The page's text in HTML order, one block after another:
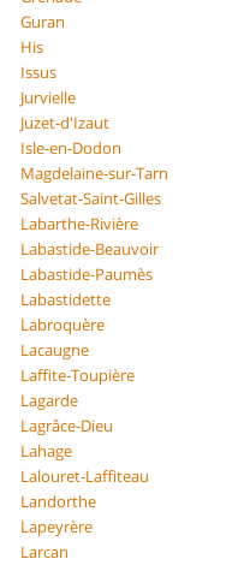
Guran
His
Issus
Jurvielle
Juzet-d'Izaut
Isle-en-Dodon
Magdelaine-sur-Tarn
Salvetat-Saint-Gilles
Labarthe-Rivière
Labastide-Beauvoir
Labastide-Paumès
Labastidette
Labroquère
Lacaugne
Laffite-Toupière
Lagarde
Lagrâce-Dieu
Lahage
Lalouret-Laffiteau
Landorthe
Lapeyrère
Larcan